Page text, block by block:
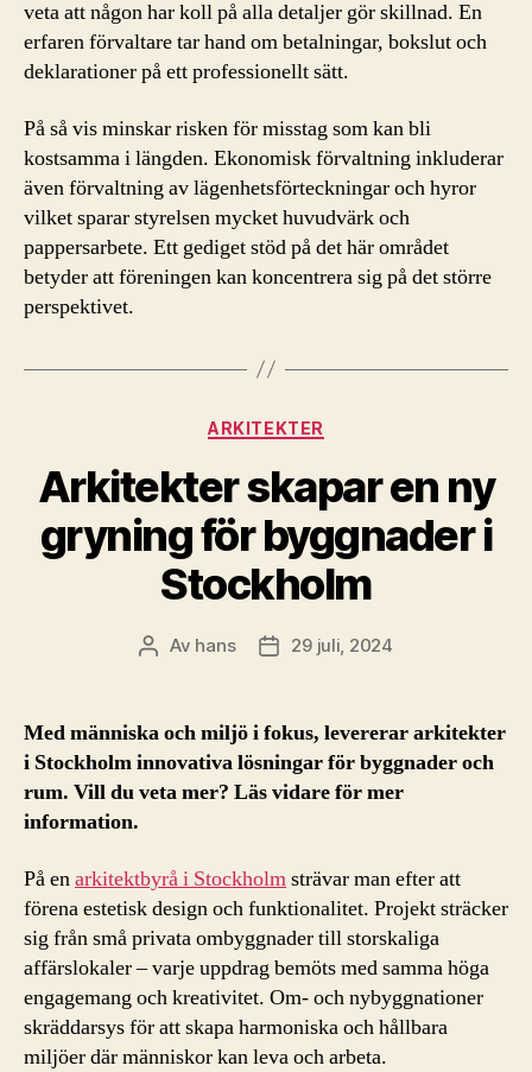
veta att någon har koll på alla detaljer gör skillnad. En
erfaren förvaltare tar hand om betalningar, bokslut och
deklarationer på ett professionellt sätt.
På så vis minskar risken för misstag som kan bli
kostsamma i längden. Ekonomisk förvaltning inkluderar
även förvaltning av lägenhetsförteckningar och hyror
vilket sparar styrelsen mycket huvudvärk och
pappersarbete. Ett gediget stöd på det här området
betyder att föreningen kan koncentrera sig på det större
perspektivet.
Kategorier
ARKITEKTER
Arkitekter skapar en ny
gryning för byggnader i
Stockholm
Inläggsförfattare
Av hans Inläggsdatum
29 juli, 2024
Med människa och miljö i fokus, levererar arkitekter
i Stockholm innovativa lösningar för byggnader och
rum. Vill du veta mer? Läs vidare för mer
information.
På enarkitektbyrå i Stockholmsträvar man efter att
förena estetisk design och funktionalitet. Projekt sträcker
sig från små privata ombyggnader till storskaliga
affärslokaler – varje uppdrag bemöts med samma höga
engagemang och kreativitet. Om- och nybyggnationer
skräddarsys för att skapa harmoniska och hållbara
miljöer där människor kan leva och arbeta.